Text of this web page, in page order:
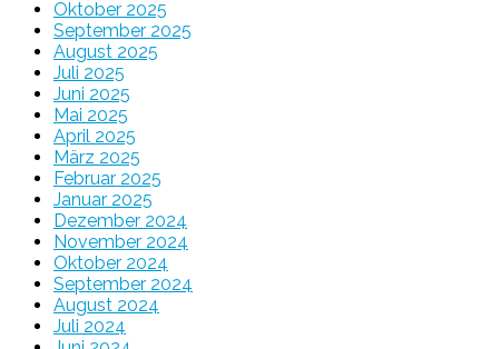
Oktober 2025
September 2025
August 2025
Juli 2025
Juni 2025
Mai 2025
April 2025
März 2025
Februar 2025
Januar 2025
Dezember 2024
November 2024
Oktober 2024
September 2024
August 2024
Juli 2024